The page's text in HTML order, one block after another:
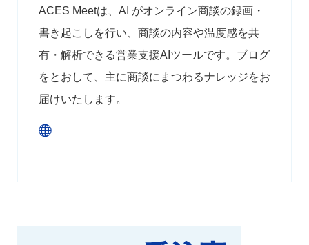
ACES Meetは、AI がオンライン商談の録画・
書き起こしを行い、商談の内容や温度感を共
有・解析できる営業支援AIツールです。ブログ
をとおして、主に商談にまつわるナレッジをお
届けいたします。